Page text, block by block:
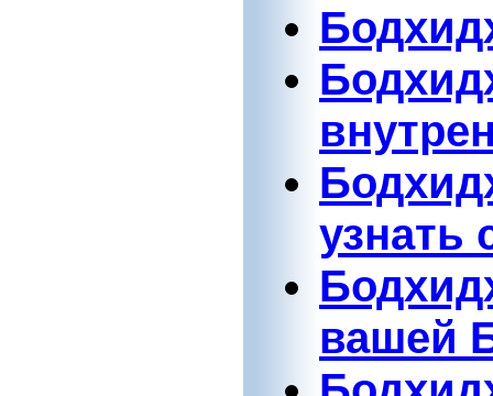
узнать
вашей